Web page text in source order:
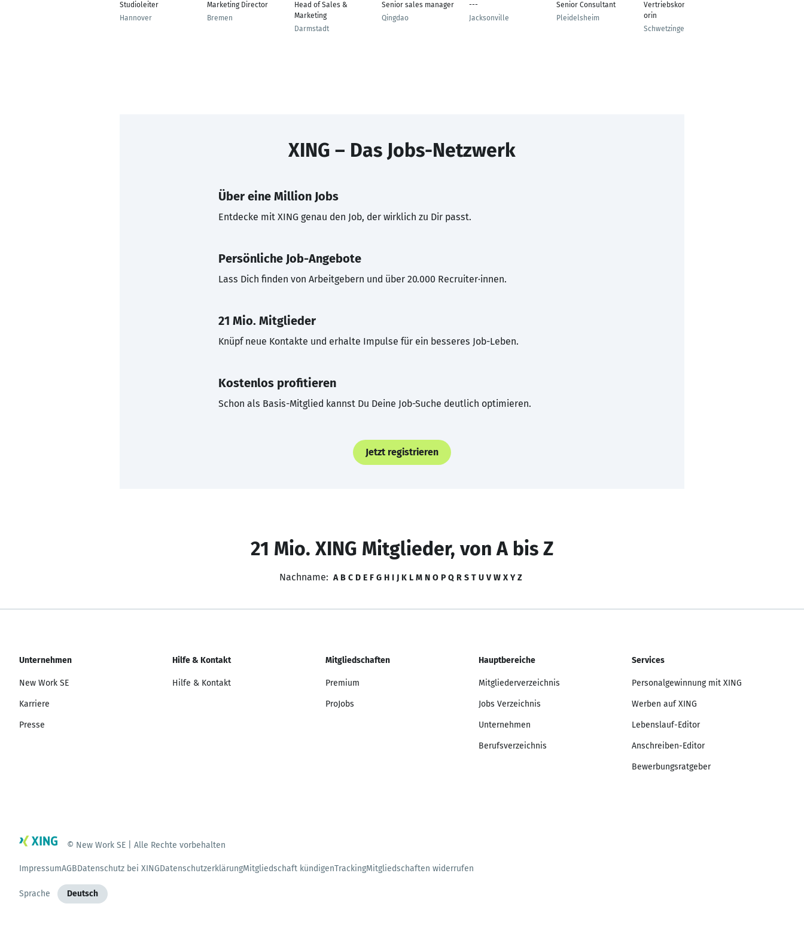
Studioleiter
Hannover
Marketing Director
Bremen
Head of Sales &
Marketing
Darmstadt
Senior sales manager
Qingdao
---
Jacksonville
Senior Consultant
Pleidelsheim
Vertriebskommunikat
orin
Schwetzingen
XING – Das Jobs-Netzwerk
Über eine Million Jobs
Entdecke mit XING genau den Job, der wirklich zu Dir passt.
Persönliche Job-Angebote
Lass Dich finden von Arbeitgebern und über 20.000 Recruiter·innen.
21 Mio. Mitglieder
Knüpf neue Kontakte und erhalte Impulse für ein besseres Job-Leben.
Kostenlos profitieren
Schon als Basis-Mitglied kannst Du Deine Job-Suche deutlich optimieren.
Jetzt registrieren
21 Mio. XING Mitglieder, von A bis Z
Nachname: A B C D E F G H I J K L M N O P Q R S T U V W X Y Z
Unternehmen
New Work SE
Karriere
Presse
Hilfe & Kontakt
Hilfe & Kontakt
Mitgliedschaften
Premium
ProJobs
Hauptbereiche
Mitgliederverzeichnis
Jobs Verzeichnis
Unternehmen
Berufsverzeichnis
Services
Personalgewinnung mit XING
Werben auf XING
Lebenslauf-Editor
Anschreiben-Editor
Bewerbungsratgeber
© New Work SE | Alle Rechte vorbehalten
ImpressumAGBDatenschutz bei XINGDatenschutzerklärungMitgliedschaft kündigenTrackingMitgliedschaften widerrufen
Sprache Deutsch